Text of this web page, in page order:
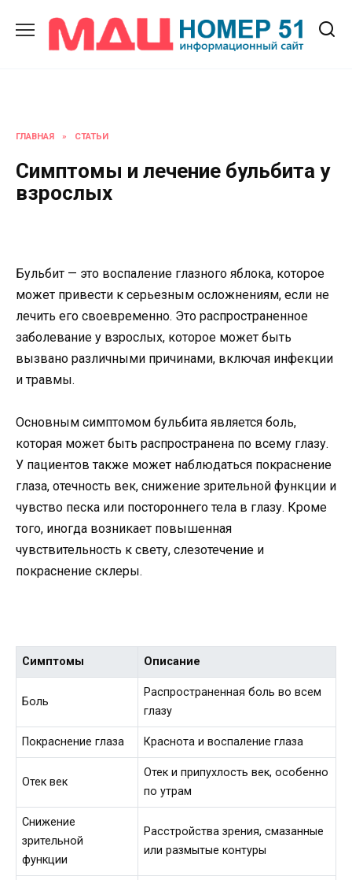
содержанию
ГЛАВНАЯ » СТАТЬИ
Симптомы и лечение бульбита у
взрослых
Бульбит — это воспаление глазного яблока, которое
может привести к серьезным осложнениям, если не
лечить его своевременно. Это распространенное
заболевание у взрослых, которое может быть
вызвано различными причинами, включая инфекции
и травмы.
Основным симптомом бульбита является боль,
которая может быть распространена по всему глазу.
У пациентов также может наблюдаться покраснение
глаза, отечность век, снижение зрительной функции и
чувство песка или постороннего тела в глазу. Кроме
того, иногда возникает повышенная
чувствительность к свету, слезотечение и
покраснение склеры.
Симптомы Описание
Боль
Распространенная боль во всем
глазу
Покраснение глаза Краснота и воспаление глаза
Отек век
Отек и припухлость век, особенно
по утрам
Снижение
зрительной
функции
Расстройства зрения, смазанные
или размытые контуры